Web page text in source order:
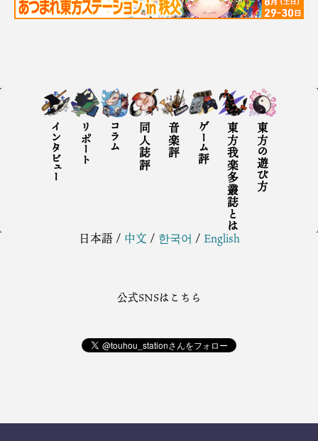
インタビュー リポート コラム 同人誌評 音楽評 ゲーム評 東方我楽多叢誌とは 東方の遊び方
日本語/ 中文 / 한국어 / English
公式SNSはこちら